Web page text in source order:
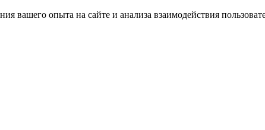
вашего опыта на сайте и анализа взаимодействия